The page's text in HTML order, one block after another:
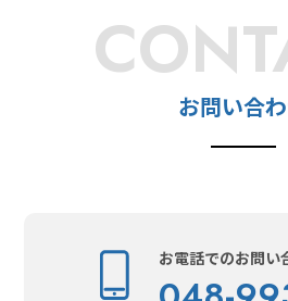
お問い合
お電話でのお問い